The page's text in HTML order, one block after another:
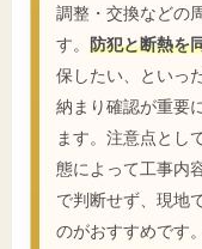
調整・交換などの
す。 防犯と断熱を
保したい、といっ
納まり確認が重要
ます。注意点とし
態によって工事内
で判断せず、現地
のがおすすめです